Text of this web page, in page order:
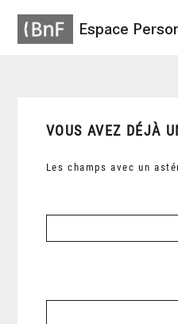
Espace
VOUS AVEZ DÉJÀ
Les champs avec un